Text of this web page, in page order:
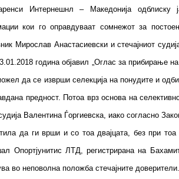
Интернешнл – Македонија одблиску
кои го оправдуваат сомнежот за
Мирослав Анастасиевски и стечајниот
година објавил „Оглас за прибирање
да се изврши селекција на понудите и
предност. Потоа врз основа на
Валентина Ѓоргиевска, иако согласно
да ги врши и со тоа двајцата, без при
Опортјунитис ЛТД, регистрирана на
во неповолна положба стечајните доверители.